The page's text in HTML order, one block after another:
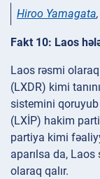
Hiroo Yamagata,
Fakt 10: Laos
Laos rəsmi
(LXDR) kimi
sistemini qoruyub
(LXİP) hakim
partiya kimi
aparılsa da,
olaraq qalır.